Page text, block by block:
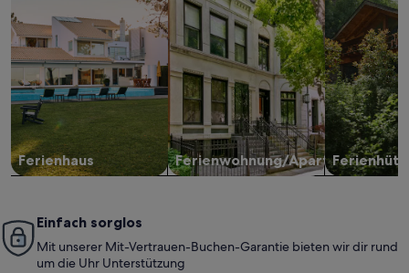
Ferienhaus Ferienwohnung/Apartment
Einfach sorglos
Mit unserer Mit-Vertrauen-Buchen-Garantie bieten wir dir rund
um die Uhr Unterstützung